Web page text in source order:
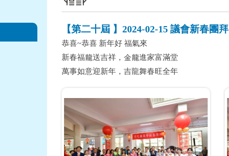
【第二十屆 】2024-02-15 議會新春團拜
恭喜~恭喜 新年好 福氣來
新春福龍送吉祥，金龍進家富滿堂
萬事如意迎新年，吉龍舞春旺全年